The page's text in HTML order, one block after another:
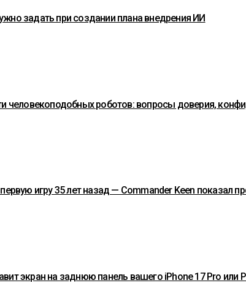
задать при создании плана внедрения ИИ
человекоподобных роботов: вопросы доверия,
игру 35 лет назад — Commander Keen
экран на заднюю панель вашего iPhone 17 Pro или